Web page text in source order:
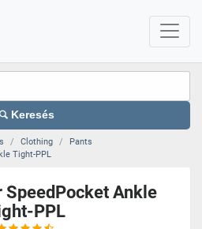
Keresés
Clothing
Pants
Tight-PPL
SpeedPocket Ankle
PPL